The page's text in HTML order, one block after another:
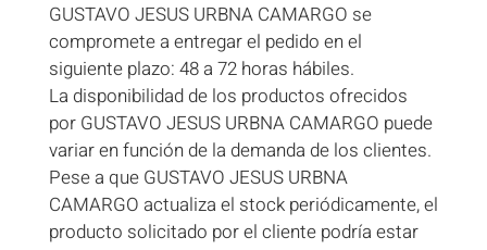
GUSTAVO JESUS URBNA CAMARGO se
compromete a entregar el pedido en el
siguiente plazo: 48 a 72 horas hábiles.
La disponibilidad de los productos ofrecidos
por GUSTAVO JESUS URBNA CAMARGO puede
variar en función de la demanda de los clientes.
Pese a que GUSTAVO JESUS URBNA
CAMARGO actualiza el stock periódicamente, el
producto solicitado por el cliente podría estar